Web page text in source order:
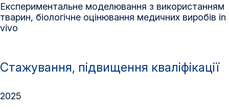
Експериментальне моделювання з використанням
тварин, біологічне оцінювання медичних виробів in
vivo
Стажування, підвищення кваліфікації
2025